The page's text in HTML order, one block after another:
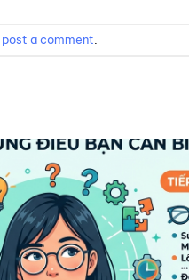
post a comment